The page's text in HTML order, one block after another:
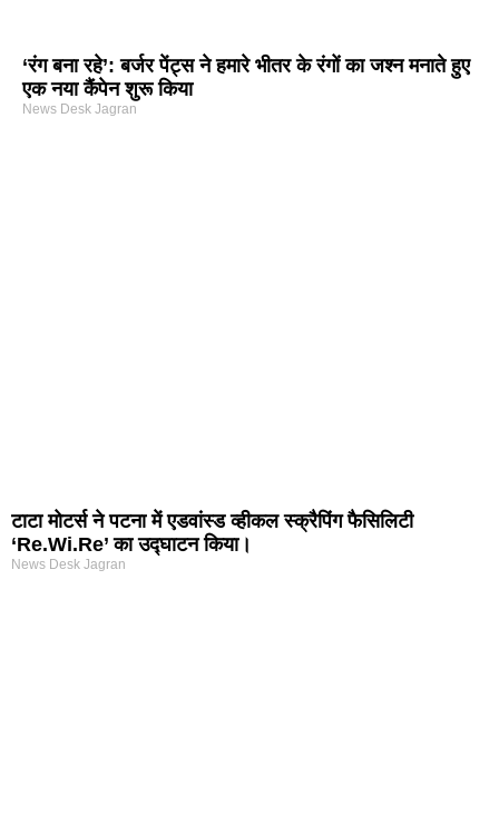
‘रंग बना रहे’: बर्जर पेंट्स ने हमारे भीतर के रंगों का जश्न मनाते हुए
एक नया कैंपेन शुरू किया
News Desk Jagran
टाटा मोटर्स ने पटना में एडवांस्ड व्हीकल स्क्रैपिंग फैसिलिटी
‘Re.Wi.Re’ का उद्घाटन किया।
News Desk Jagran